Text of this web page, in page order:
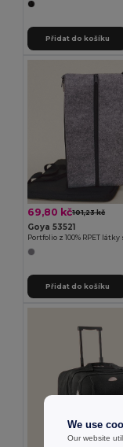
Přidat do košíku
69,80 kč101,23 kč
Goya 53521
Přidat do košíku
We use
Our website